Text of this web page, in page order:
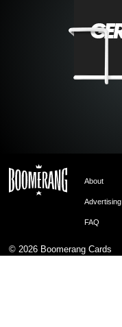
About
Advertising
FAQ
© 2026 Boomerang Cards